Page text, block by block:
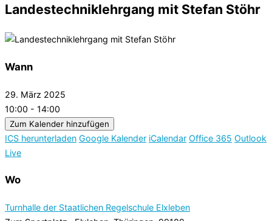
Landestechniklehrgang mit Stefan Stöhr
Wann
29. März 2025
10:00 - 14:00
Zum Kalender hinzufügen
ICS herunterladen Google Kalender iCalendar Office 365 Outlook
Live
Wo
Turnhalle der Staatlichen Regelschule Elxleben